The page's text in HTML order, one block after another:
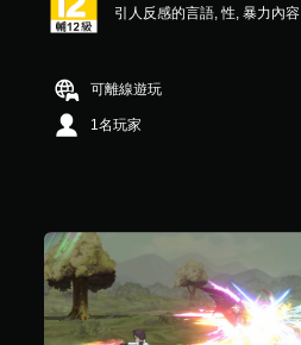
顆
）
，
共
4
引人反感的言語, 性, 暴力內容
可離線遊玩
1名玩家